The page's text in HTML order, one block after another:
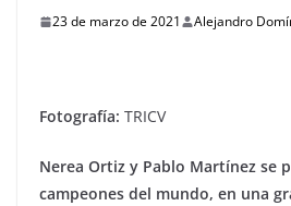
23 de marzo de 2021 Alejandro
Fotografía: TRICV
Nerea Ortiz y Pablo Martínez se
campeones del mundo, en una